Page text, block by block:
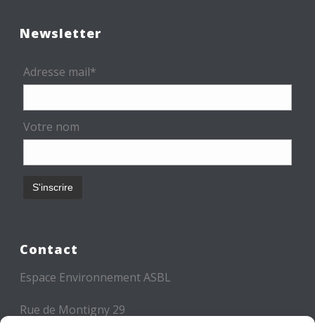
Newsletter
Adresse mail*
Votre nom
Contact
Espace Environnement ASBL
Rue de Montigny 29